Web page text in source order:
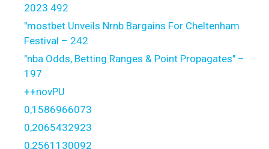
2023 492
"mostbet Unveils Nrnb Bargains For Cheltenham
Festival – 242
"nba Odds, Betting Ranges & Point Propagates" –
197
++novPU
0,1586966073
0,2065432923
0,2561130092